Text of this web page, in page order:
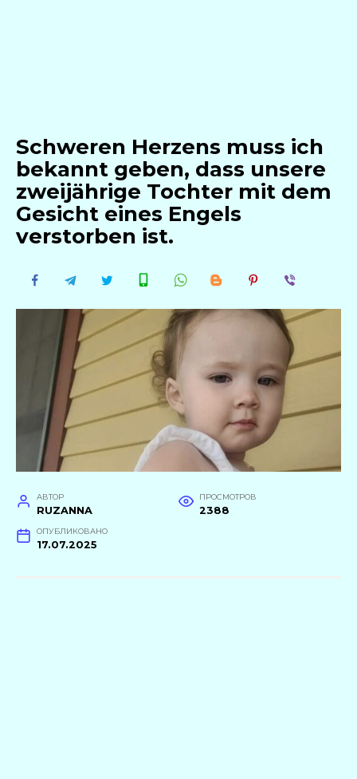
Schweren Herzens muss ich
bekannt geben, dass unsere
zweijährige Tochter mit dem
Gesicht eines Engels
verstorben ist.
АВТОР
RUZANNA
ПРОСМОТРОВ
2388
ОПУБЛИКОВАНО
17.07.2025